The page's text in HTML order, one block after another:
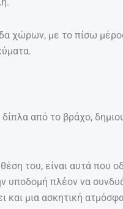
χώρων, με το πίσω
από το βράχο,
του, είναι αυτά που
υποδομή πλέον να
μια ασκητική